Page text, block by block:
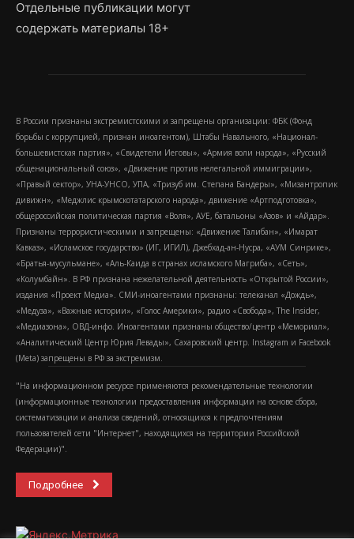
Отдельные публикации могут
содержать материалы 18+
В России признаны экстремистскими и запрещены организации: ФБК (Фонд
борьбы с коррупцией, признан иноагентом), Штабы Навального, «Национал-
большевистская партия», «Свидетели Иеговы», «Армия воли народа», «Русский
общенациональный союз», «Движение против нелегальной иммиграции»,
«Правый сектор», УНА-УНСО, УПА, «Тризуб им. Степана Бандеры», «Мизантропик
дивижн», «Меджлис крымскотатарского народа», движение «Артподготовка»,
общероссийская политическая партия «Воля», АУЕ, батальоны «Азов» и «Айдар».
Признаны террористическими и запрещены: «Движение Талибан», «Имарат
Кавказ», «Исламское государство» (ИГ, ИГИЛ), Джебхад-ан-Нусра, «АУМ Синрике»,
«Братья-мусульмане», «Аль-Каида в странах исламского Магриба», «Сеть»,
«Колумбайн». В РФ признана нежелательной деятельность «Открытой России»,
издания «Проект Медиа». СМИ-иноагентами признаны: телеканал «Дождь»,
«Медуза», «Важные истории», «Голос Америки», радио «Свобода», The Insider,
«Медиазона», ОВД-инфо. Иноагентами признаны общество/центр «Мемориал»,
«Аналитический Центр Юрия Левады», Сахаровский центр. Instagram и Facebook
(Metа) запрещены в РФ за экстремизм.
"На информационном ресурсе применяются рекомендательные технологии
(информационные технологии предоставления информации на основе сбора,
систематизации и анализа сведений, относящихся к предпочтениям
пользователей сети "Интернет", находящихся на территории Российской
Федерации)".
Подробнее